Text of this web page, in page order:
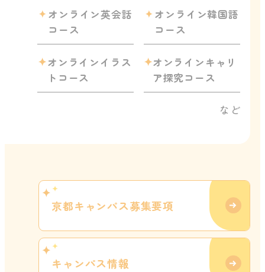
オンライン英会話
コース
オンライン韓国語
コース
オンラインイラス
トコース
オンラインキャリ
ア探究コース
など
京都キャンパス募集要項
キャンパス情報